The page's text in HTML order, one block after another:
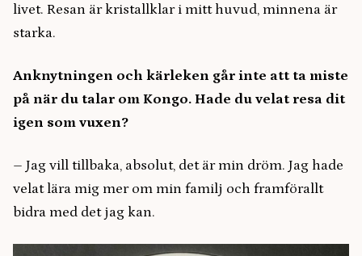
livet. Resan är kristallklar i mitt huvud, minnena är
starka.
Anknytningen och kärleken går inte att ta miste
på när du talar om Kongo. Hade du velat resa dit
igen som vuxen?
– Jag vill tillbaka, absolut, det är min dröm. Jag hade
velat lära mig mer om min familj och framförallt
bidra med det jag kan.